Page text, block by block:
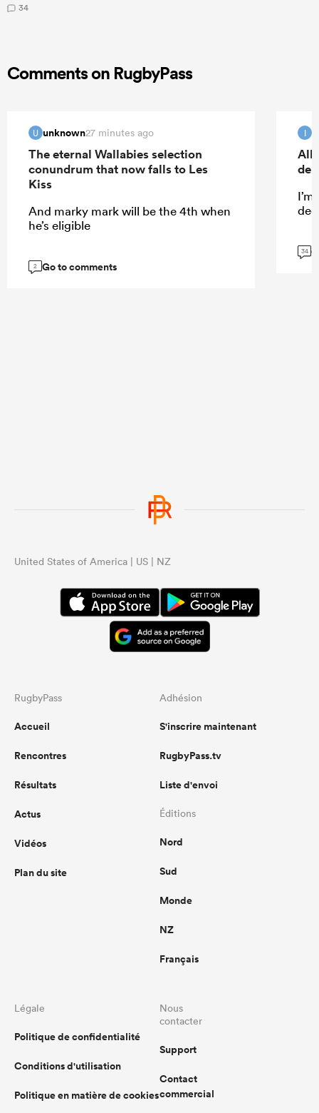
34
Comments on RugbyPass
U unknown27 minutes ago
The eternal Wallabies selection
conundrum that now falls to Les
Kiss
And marky mark will be the 4th when
he’s eligible
2 Go to comments
I
All
34
United States of America | US | NZ
RugbyPass
Accueil
Rencontres
Résultats
Actus
Vidéos
Plan du site
Adhésion
S'inscrire maintenant
RugbyPass.tv
Liste d'envoi
Éditions
Nord
Sud
Monde
NZ
Français
Légale
Politique de confidentialité
Conditions d'utilisation
Politique en matière de cookies
Nous
contacter
Support
Contact
commercial